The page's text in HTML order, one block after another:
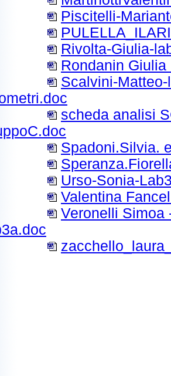
Piscitelli-
Rivolta-Giulia-
Rondanin
Scalvini-
scheda analisi
Spadoni.Silvia.
Urso-Sonia-
Valentina
Veronelli Simoa